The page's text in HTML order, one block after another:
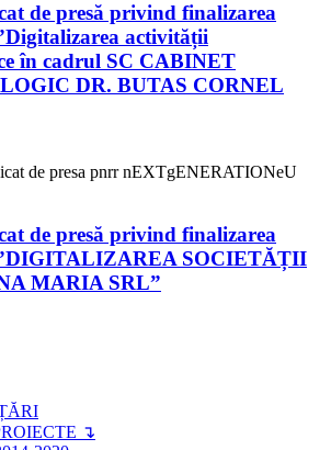
de presă privind finalizarea
activității
în cadrul SC CABINET
DR. BUTAS CORNEL
de presă privind finalizarea
SOCIETĂȚII
MARIA SRL”
↴